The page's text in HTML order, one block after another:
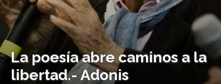
La poesía abre caminos a la
libertad.- Adonis